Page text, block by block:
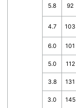
5.8 92
4.7 103
6.0 101
5.0 112
3.8 131
3.0 145